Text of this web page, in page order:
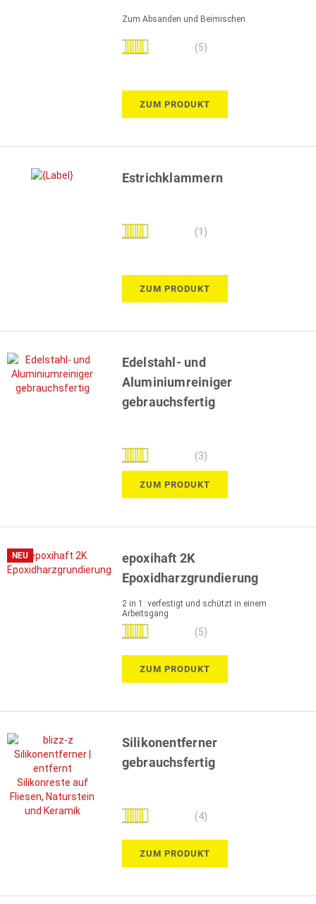
Zum Absanden und Beimischen
Bewertung: (5)
ZUM PRODUKT
Estrichklammern
Bewertung: (1)
ZUM PRODUKT
Edelstahl- und
Aluminiumreiniger
gebrauchsfertig
Bewertung:
100%
(3)
ZUM PRODUKT
NEU
epoxihaft 2K
Epoxidharzgrundierung
2 in 1: verfestigt und schützt in einem
Arbeitsgang
Bewertung:
(5)
ZUM PRODUKT
Silikonentferner
gebrauchsfertig
Bewertung: (4)
ZUM PRODUKT